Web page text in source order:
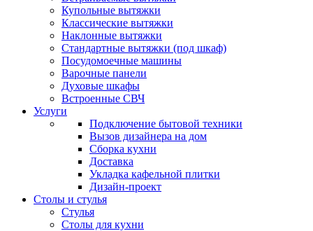
Купольные вытяжки
Классические вытяжки
Наклонные вытяжки
Стандартные вытяжки (под шкаф)
Посудомоечные машины
Варочные панели
Духовые шкафы
Встроенные СВЧ
Услуги
Подключение бытовой техники
Вызов дизайнера на дом
Сборка кухни
Доставка
Укладка кафельной плитки
Дизайн-проект
Столы и стулья
Стулья
Столы для кухни